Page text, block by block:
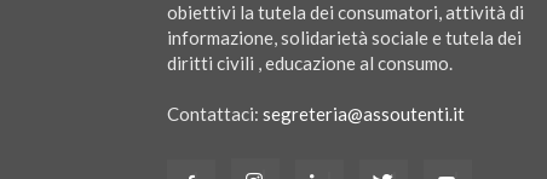
obiettivi la tutela dei consumatori, attività di
informazione, solidarietà sociale e tutela dei
diritti civili , educazione al consumo.
Contattaci: segreteria@assoutenti.it